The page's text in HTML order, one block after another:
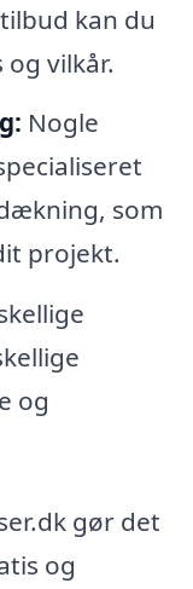
kan du
vilkår.
Nogle
som
projekt.
og
gør det
og